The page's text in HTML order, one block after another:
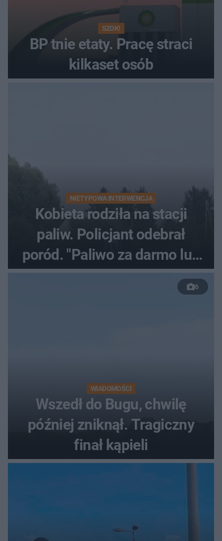
SZOK!
BP tnie etaty. Pracę straci
kilkaset osób
NIETYPOWA INTERWENCJA
Kobieta rodziła na stacji
paliw. Policjant odebrał
poród. "Paliwo za darmo lub
50 %!"
6
WIADOMOŚCI
Wszedł do Bugu, chwilę
później zniknął. Tragiczny
finał kąpieli